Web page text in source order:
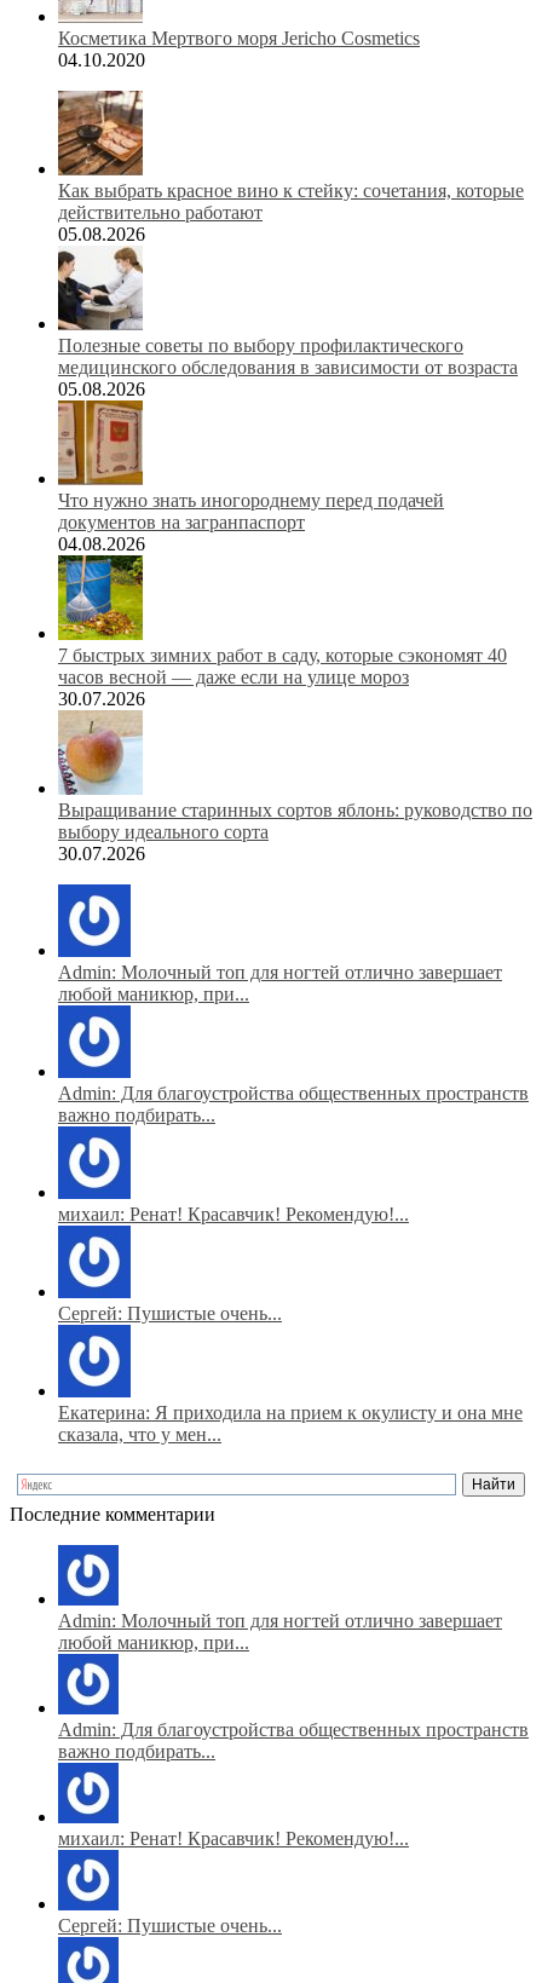
Косметика Мертвого моря Jericho Cosmetics
04.10.2020
Как выбрать красное вино к стейку: сочетания, которые
действительно работают
05.08.2026
Полезные советы по выбору профилактического
медицинского обследования в зависимости от возраста
05.08.2026
Что нужно знать иногороднему перед подачей
документов на загранпаспорт
04.08.2026
7 быстрых зимних работ в саду, которые сэкономят 40
часов весной — даже если на улице мороз
30.07.2026
Выращивание старинных сортов яблонь: руководство по
выбору идеального сорта
30.07.2026
Admin: Молочный топ для ногтей отлично завершает
любой маникюр, при...
Admin: Для благоустройства общественных пространств
важно подбирать...
михаил: Ренат! Красавчик! Рекомендую!...
Сергей: Пушистые очень...
Екатерина: Я приходила на прием к окулисту и она мне
сказала, что у мен...
Последние комментарии
Admin: Молочный топ для ногтей отлично завершает
любой маникюр, при...
Admin: Для благоустройства общественных пространств
важно подбирать...
михаил: Ренат! Красавчик! Рекомендую!...
Сергей: Пушистые очень...